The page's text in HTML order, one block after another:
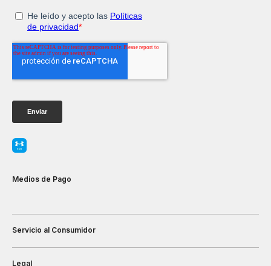
Medios de Pago
Servicio al Consumidor
Legal